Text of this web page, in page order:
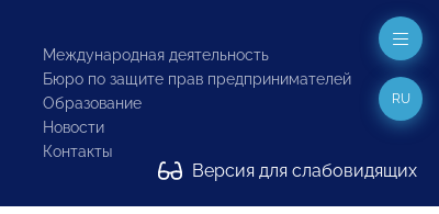
Международная деятельность
Бюро по защите прав предпринимателей
Образование
Новости
Контакты
Версия для слабовидящих
RU